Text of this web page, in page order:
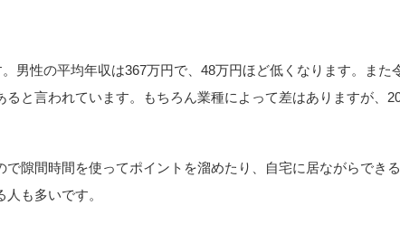
男性の平均年収は367万円で、48万円ほど低くなります。また
と言われています。もちろん業種によって差はありますが、
隙間時間を使ってポイントを溜めたり、自宅に居ながらできる
も多いです。